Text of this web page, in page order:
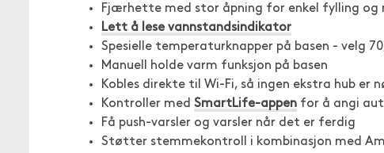
Fjærhette med stor åpning for enkel fylling og
Lett å lese vannstandsindikator
Spesielle temperaturknapper på basen - velg 70,
Manuell holde varm funksjon på basen
Kobles direkte til Wi-Fi, så ingen ekstra hub er
Kontroller med SmartLife-appen for å angi
Få push-varsler og varsler når det er ferdig
Støtter stemmekontroll i kombinasjon med